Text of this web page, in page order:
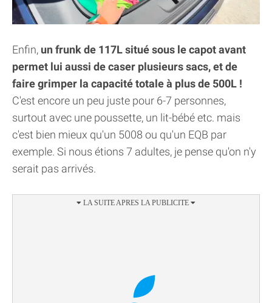
Enfin, un frunk de 117L situé sous le capot avant
permet lui aussi de caser plusieurs sacs, et de
faire grimper la capacité totale à plus de 500L !
C'est encore un peu juste pour 6-7 personnes,
surtout avec une poussette, un lit-bébé etc. mais
c'est bien mieux qu'un 5008 ou qu'un EQB par
exemple. Si nous étions 7 adultes, je pense qu'on n'y
serait pas arrivés.